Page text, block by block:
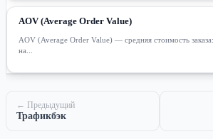
AOV (Average Order Value)
AOV (Average Order Value) — средняя стоимость
на...
← Предыдущий
Трафикбэк